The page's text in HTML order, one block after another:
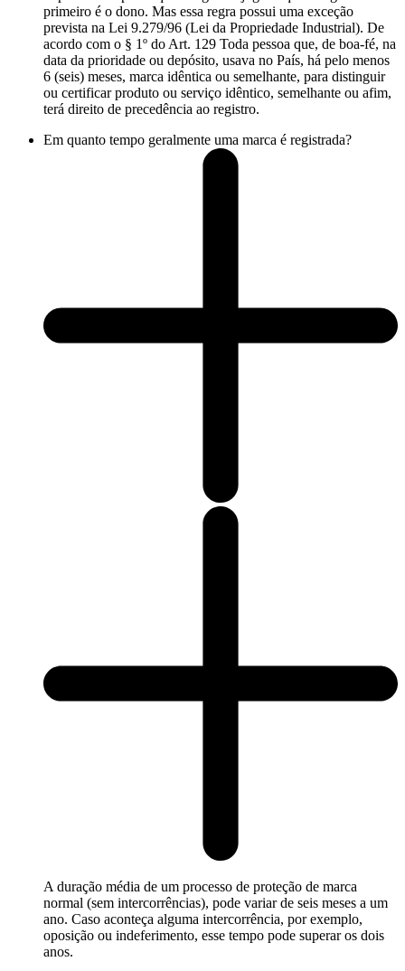
primeiro é o dono. Mas essa regra possui uma exceção
prevista na Lei 9.279/96 (Lei da Propriedade Industrial). De
acordo com o § 1º do Art. 129 Toda pessoa que, de boa-fé, na
data da prioridade ou depósito, usava no País, há pelo menos
6 (seis) meses, marca idêntica ou semelhante, para distinguir
ou certificar produto ou serviço idêntico, semelhante ou afim,
terá direito de precedência ao registro.
Em quanto tempo geralmente uma marca é registrada?
A duração média de um processo de proteção de marca
normal (sem intercorrências), pode variar de seis meses a um
ano. Caso aconteça alguma intercorrência, por exemplo,
oposição ou indeferimento, esse tempo pode superar os dois
anos.